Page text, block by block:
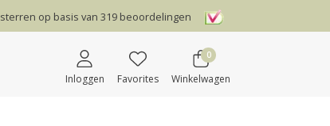
sterren op basis van 319 beoordelingen
Inloggen Favorites
0
Winkelwagen